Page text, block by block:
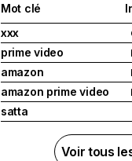
Mot clé
xxx
prime video
amazon
amazon prime video
satta
Voir tous